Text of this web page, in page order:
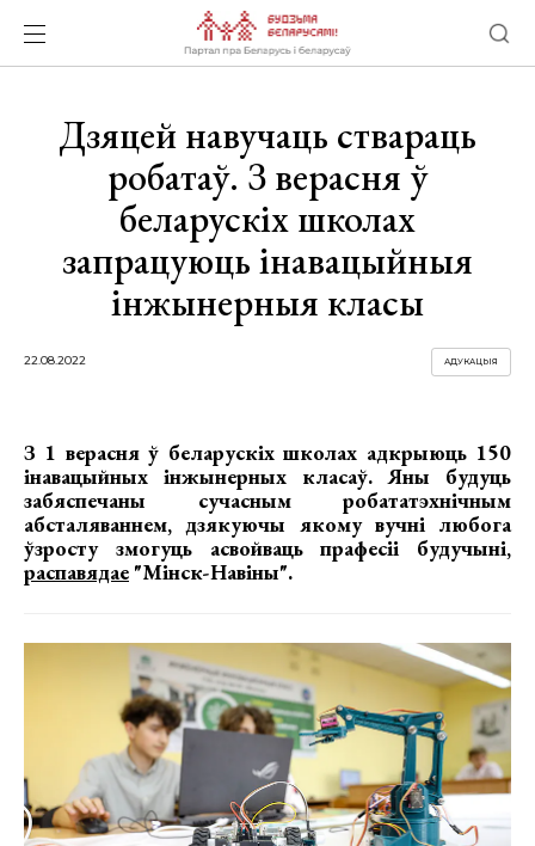
Дзяцей навучаць ствараць
робатаў. З верасня ў
беларускіх школах
запрацуюць інавацыйныя
інжынерныя класы
22.08.2022 АДУКАЦЫЯ
З 1 верасня ў беларускіх школах адкрыюць 150
інавацыйных інжынерных класаў. Яны будуць
забяспечаны сучасным робататэхнічным
абсталяваннем, дзякуючы якому вучні любога
ўзросту змогуць асвойваць прафесіі будучыні,
распавядае "Мінск-Навіны".